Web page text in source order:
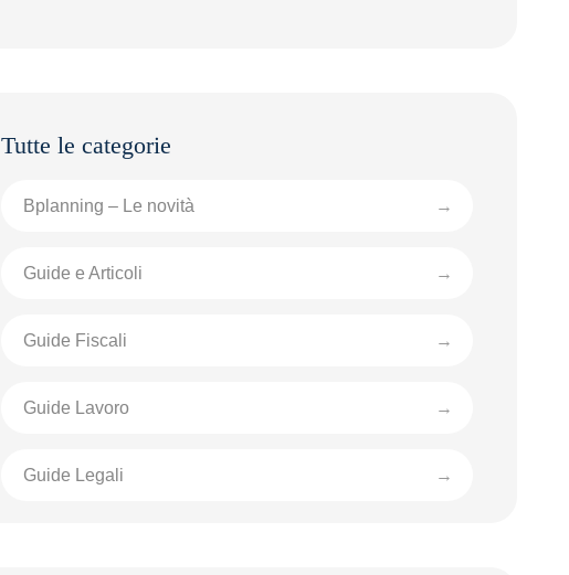
Bplanning – Le novità
Guide e Articoli
Guide Fiscali
Guide Lavoro
Guide Legali